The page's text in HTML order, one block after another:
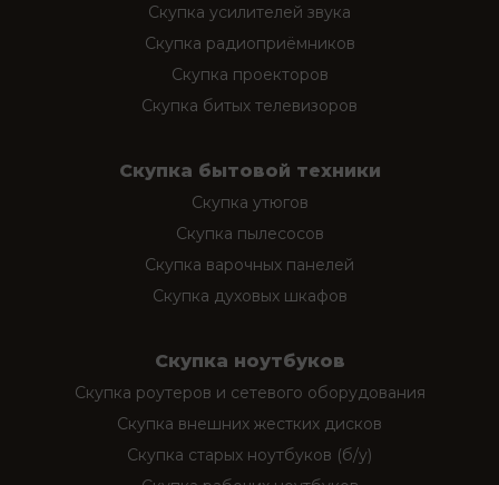
Скупка усилителей звука
Скупка радиоприёмников
Скупка проекторов
Скупка битых телевизоров
Скупка бытовой техники
Скупка утюгов
Скупка пылесосов
Скупка варочных панелей
Скупка духовых шкафов
Скупка ноутбуков
Скупка роутеров и сетевого оборудования
Скупка внешних жестких дисков
Скупка старых ноутбуков (б/у)